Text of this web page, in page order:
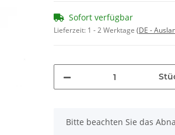
Sofort verfügbar
Lieferzeit: 1 - 2 Werktage (DE -
x
Bitte beachten Sie das